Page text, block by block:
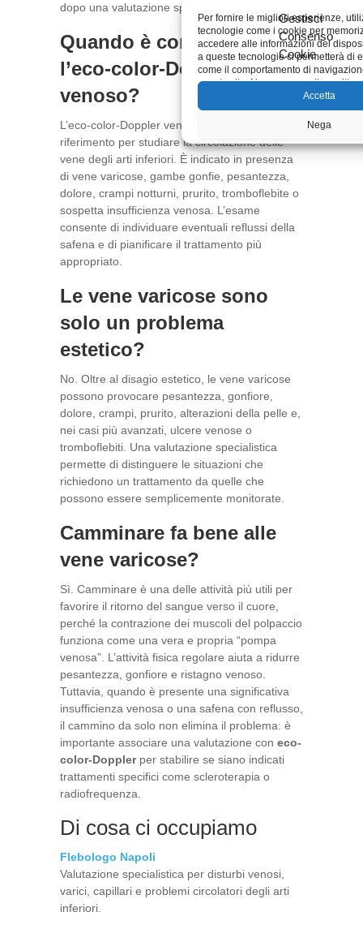
Gestisci
Consenso
Cookie
Per fornire le migliori esperienze,
tecnologie come i cookie per
accedere alle informazioni del
a queste tecnologie ci permetterà di
come il comportamento di
questo sito. Non acconsentire o
influire negativamente su alcune
funzioni.
Accetta
Nega
Visualizza le
dopo una valutazione specialistica.
Quando è consigliato
l’eco-color-Doppler
venoso?
L’eco-color-Doppler venoso è l’esame di
riferimento per studiare la circolazione delle
vene degli arti inferiori. È indicato in presenza
di vene varicose, gambe gonfie, pesantezza,
dolore, crampi notturni, prurito, tromboflebite o
sospetta insufficienza venosa. L’esame
consente di individuare eventuali reflussi della
safena e di pianificare il trattamento più
appropriato.
Le vene varicose sono
solo un problema
estetico?
No. Oltre al disagio estetico, le vene varicose
possono provocare pesantezza, gonfiore,
dolore, crampi, prurito, alterazioni della pelle e,
nei casi più avanzati, ulcere venose o
tromboflebiti. Una valutazione specialistica
permette di distinguere le situazioni che
richiedono un trattamento da quelle che
possono essere semplicemente monitorate.
Camminare fa bene alle
vene varicose?
Sì. Camminare è una delle attività più utili per
favorire il ritorno del sangue verso il cuore,
perché la contrazione dei muscoli del polpaccio
funziona come una vera e propria “pompa
venosa”. L’attività fisica regolare aiuta a ridurre
pesantezza, gonfiore e ristagno venoso.
Tuttavia, quando è presente una significativa
insufficienza venosa o una safena con reflusso,
il cammino da solo non elimina il problema: è
importante associare una valutazione con eco-
color-Dopplerper stabilire se siano indicati
trattamenti specifici come scleroterapia o
radiofrequenza.
Di cosa ci occupiamo
Flebologo Napoli
Valutazione specialistica per disturbi venosi,
varici, capillari e problemi circolatori degli arti
inferiori.